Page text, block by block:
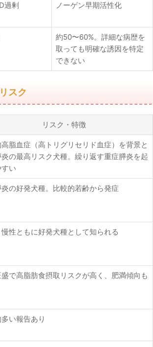
過剰
ノーゲン早期活性化
約50〜60%。詳細な病歴を
取っても明確な誘因を特定
できない
スク
リスク・特徴
脂血症（高トリグリセリド血症）を背景と
炎の最高リスク犬種。繰り返す重症膵炎を起
い
の好発犬種。比較的若齢から発症
性ともに好発犬種として知られる
で高脂肪食摂取リスクが高く、肥満傾向も
い報告あり